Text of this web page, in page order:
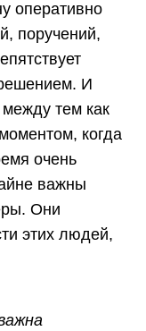
оперативно
поручений,
И
между тем как
когда
очень
важны
Они
этих людей,